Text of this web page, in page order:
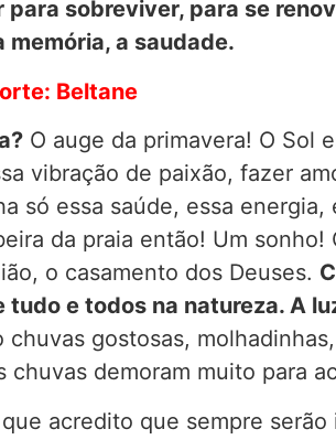
para sobreviver, para se
memória, a saudade.
Beltane
O auge da primavera! O Sol
vibração de paixão, fazer
só essa saúde, essa
da praia então! Um
o casamento dos Deuses.
e todos na natureza. A
chuvas gostosas,
chuvas demoram muito para
acredito que sempre serão